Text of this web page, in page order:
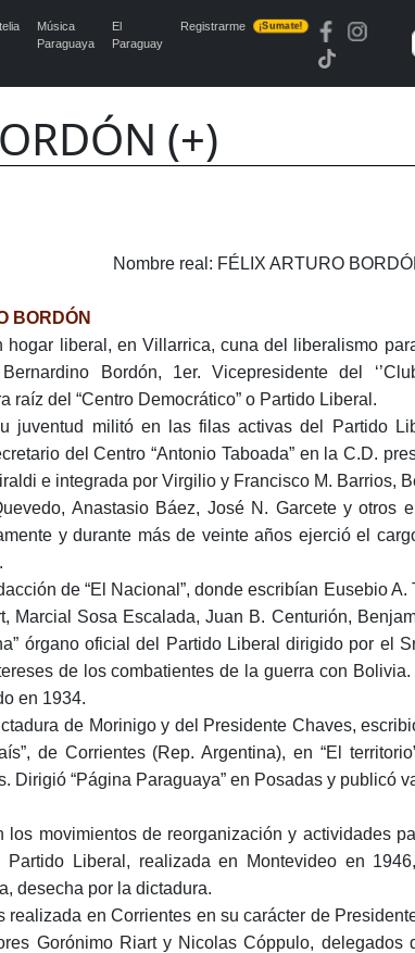
Música
Paraguaya
El
Paraguay
Registrarme ¡Sumate!
(+)
Nombre real: FÉLIX ARTURO
BORDÓN
hogar liberal, en Villarrica, cuna del liberalismo
Bordón, 1er. Vicepresidente del
raíz del “Centro Democrático” o Partido Liberal.
juventud militó en las filas activas del Partido
del Centro “Antonio Taboada” en la C.D.
e integrada por Virgilio y Francisco M. Barrios,
Anastasio Báez, José N. Garcete y otros
y durante más de veinte años ejerció el
de “El Nacional”, donde escribían Eusebio A.
Marcial Sosa Escalada, Juan B. Centurión,
órgano oficial del Partido Liberal dirigido por el
de los combatientes de la guerra con
en 1934.
de Morinigo y del Presidente Chaves,
de Corrientes (Rep. Argentina), en “El
Dirigió “Página Paraguaya” en Posadas y publicó
los movimientos de reorganización y actividades
Liberal, realizada en Montevideo en
desecha por la dictadura.
en Corrientes en su carácter de
Gorónimo Riart y Nicolas Cóppulo, delegados